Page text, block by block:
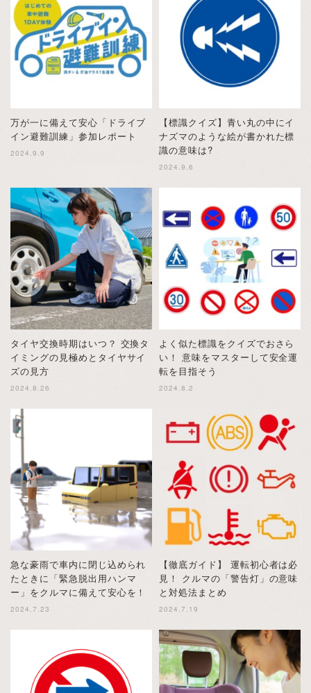
万が一に備えて安心「ドライブ
イン避難訓練」参加レポート
2024.9.9
【標識クイズ】青い丸の中にイ
ナズマのような絵が書かれた標
識の意味は?
2024.9.6
タイヤ交換時期はいつ？ 交換タ
イミングの見極めとタイヤサイ
ズの見方
2024.8.26
よく似た標識をクイズでおさら
い！ 意味をマスターして安全運
転を目指そう
2024.8.2
急な豪雨で車内に閉じ込められ
たときに「緊急脱出用ハンマ
ー」をクルマに備えて安心を！
2024.7.23
【徹底ガイド】 運転初心者は必
見！ クルマの「警告灯」の意味
と対処法まとめ
2024.7.19